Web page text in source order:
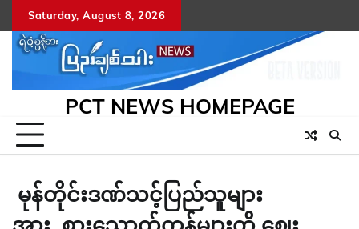
to
content
Saturday, August 8, 2026
PCT NEWS HOMEPAGE
မုန်တိုင်းဒဏ်သင့်ပြည်သူများ